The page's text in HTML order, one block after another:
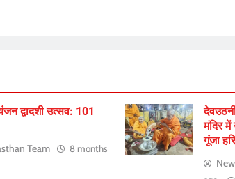
द्वादशी उत्सव: 101
Team
8 months
मंदिर
गूंजा